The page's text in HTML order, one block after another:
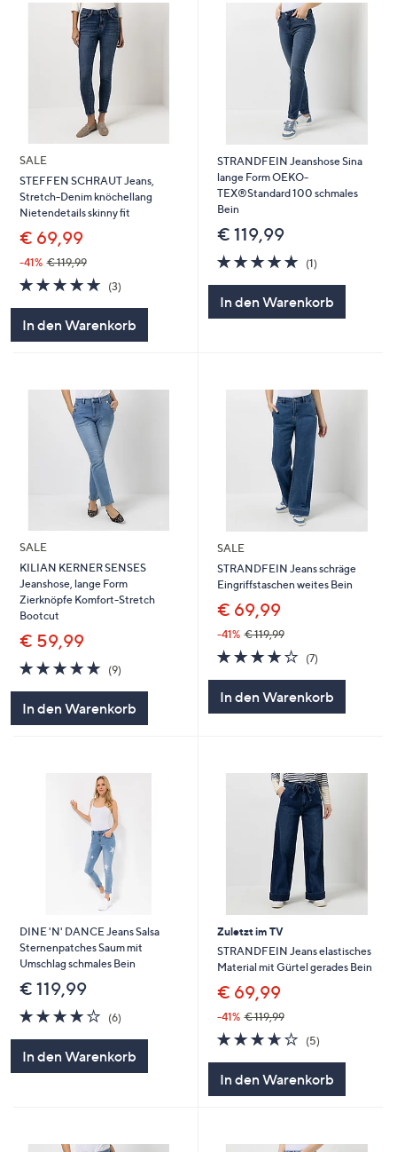
SALE
STEFFEN SCHRAUT Jeans,
Stretch-Denim knöchellang
Nietendetails skinny fit
€ 69,99
-41% € 119,99
5.0
von
(3)3
In den Warenkorb
STRANDFEIN Jeanshose Sina
lange Form OEKO-
TEX®Standard 100 schmales
Bein
€ 119,99
5.0
von
(1)1
In den Warenkorb
SALE
KILIAN KERNER SENSES
Jeanshose, lange Form
Zierknöpfe Komfort-Stretch
Bootcut
€ 59,99
4.8
von
(9)9
In den Warenkorb
SALE
STRANDFEIN Jeans schräge
Eingriffstaschen weites Bein
€ 69,99
-41% € 119,99
4.1
von
(7)7
In den Warenkorb
DINE 'N' DANCE Jeans Salsa
Sternenpatches Saum mit
Umschlag schmales Bein
€ 119,99
4.0
von
5
(6)
In den Warenkorb
Zuletzt im TV
STRANDFEIN Jeans elastisches
Material mit Gürtel gerades Bein
€ 69,99
-41% € 119,99
3.6
von
(5)5
In den Warenkorb